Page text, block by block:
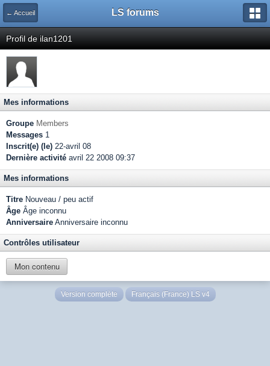
← Accueil LS forums
Profil de ilan1201
Mes informations
Groupe Members
Messages 1
Inscrit(e) (le) 22-avril 08
Dernière activité avril 22 2008 09:37
Mes informations
Titre Nouveau / peu actif
Âge Âge inconnu
Anniversaire Anniversaire inconnu
Contrôles utilisateur
Mon contenu
Version complète Français (France) LS v4